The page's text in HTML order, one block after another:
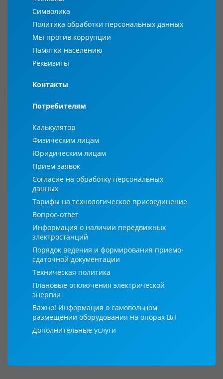
Символика
Политика обработки персональных данных
Мы против коррупции
Памятки населению
Реквизиты
Контакты
Потребителям
Калькулятор
Физическим лицам
Юридическим лицам
Прием заявок
Согласие на обработку персональных
данных
Тарифы на технологическое присоединение
Вопрос-ответ
Информация о наличии передвижных
электростанций
Порядок ведения и формирования приемо-
сдаточной документации
Техническая политика
Плановые отключения электрической
энергии
Важно! Информация о самовольном
размещении оборудования на опорах ВЛ
Дополнительные услуги